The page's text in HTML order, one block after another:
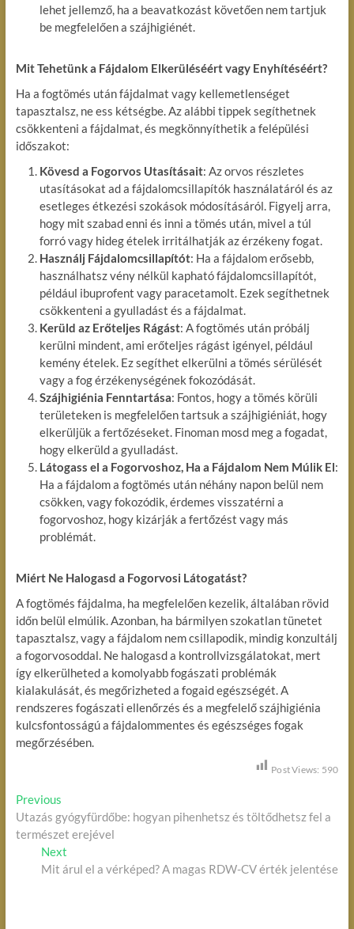
lehet jellemző, ha a beavatkozást követően nem tartjuk
be megfelelően a szájhigiénét.
Mit Tehetünk a Fájdalom Elkerüléséért vagy Enyhítéséért?
Ha a fogtömés után fájdalmat vagy kellemetlenséget
tapasztalsz, ne ess kétségbe. Az alábbi tippek segíthetnek
csökkenteni a fájdalmat, és megkönnyíthetik a felépülési
időszakot:
Kövesd a Fogorvos Utasításait: Az orvos részletes
utasításokat ad a fájdalomcsillapítók használatáról és az
esetleges étkezési szokások módosításáról. Figyelj arra,
hogy mit szabad enni és inni a tömés után, mivel a túl
forró vagy hideg ételek irritálhatják az érzékeny fogat.
Használj Fájdalomcsillapítót: Ha a fájdalom erősebb,
használhatsz vény nélkül kapható fájdalomcsillapítót,
például ibuprofent vagy paracetamolt. Ezek segíthetnek
csökkenteni a gyulladást és a fájdalmat.
Kerüld az Erőteljes Rágást: A fogtömés után próbálj
kerülni mindent, ami erőteljes rágást igényel, például
kemény ételek. Ez segíthet elkerülni a tömés sérülését
vagy a fog érzékenységének fokozódását.
Szájhigiénia Fenntartása: Fontos, hogy a tömés körüli
területeken is megfelelően tartsuk a szájhigiéniát, hogy
elkerüljük a fertőzéseket. Finoman mosd meg a fogadat,
hogy elkerüld a gyulladást.
Látogass el a Fogorvoshoz, Ha a Fájdalom Nem Múlik El:
Ha a fájdalom a fogtömés után néhány napon belül nem
csökken, vagy fokozódik, érdemes visszatérni a
fogorvoshoz, hogy kizárják a fertőzést vagy más
problémát.
Miért Ne Halogasd a Fogorvosi Látogatást?
A fogtömés fájdalma, ha megfelelően kezelik, általában rövid
időn belül elmúlik. Azonban, ha bármilyen szokatlan tünetet
tapasztalsz, vagy a fájdalom nem csillapodik, mindig konzultálj
a fogorvosoddal. Ne halogasd a kontrollvizsgálatokat, mert
így elkerülheted a komolyabb fogászati problémák
kialakulását, és megőrizheted a fogaid egészségét. A
rendszeres fogászati ellenőrzés és a megfelelő szájhigiénia
kulcsfontosságú a fájdalommentes és egészséges fogak
megőrzésében.
Post Views: 590
B
e
Previous
r
e
v
i
Utazás gyógyfürdőbe: hogyan pihenhetsz és töltődhetsz fel a
természet erejével
Next
e
Mit árul el a vérképed? A magas RDW-CV érték jelentése